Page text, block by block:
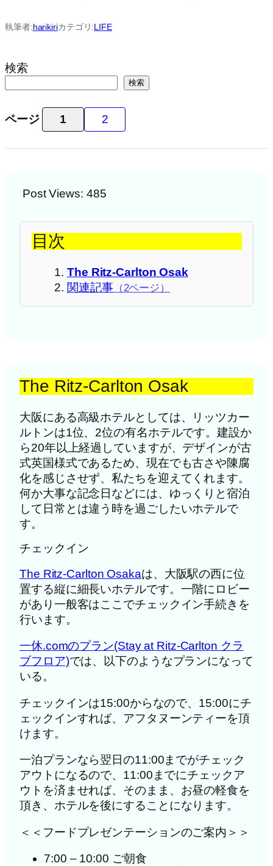
執筆者:harikiriカテゴリ:LIFE
検索
検索
ページ 1 2
Post Views: 485
目次
The Ritz-Carlton Osak
関連記事（2ページ）
The Ritz-Carlton Osak
大阪にある高級ホテルとしては、リッツカー
ルトンは1位、2位の有名ホテルです。建設か
ら20年以上経過していますが、デザインが古
式英国様式であるため、現在でも古さや陳腐
化を感じさせず、私たちを迎えてくれます。
何か大事な記念日などには、ゆっくりと宿泊
して日常とは違う時を過ごしたいホテルで
す。
チェックイン
The Ritz-Carlton Osakaは、大阪駅の西に位
置する縦に細長いホテルです。一階にロビー
があり一般客はここでチェックイン手続きを
行います。
一休.comのプラン(Stay at Ritz-Carlton クラ
ブフロア)では、以下のようなプランになって
いる。
チェックインは15:00からなので、15:00にチ
ェックインすれば、アフタヌーンティーを頂
けます。
一泊プランなら翌日の11:00までがチェック
アウトになるので、11:00までにチェックア
ウトを済ませれば、そのまま、お昼の軽食を
頂き、ホテルを後にすることになります。
＜＜フードプレゼンテーションのご案内＞＞
7:00 – 10:00 ご朝食